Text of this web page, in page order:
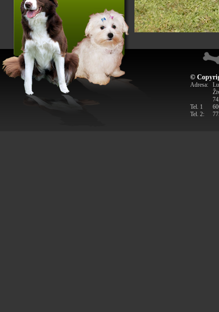
©
Adresa:
Tel. 1
Tel. 2: